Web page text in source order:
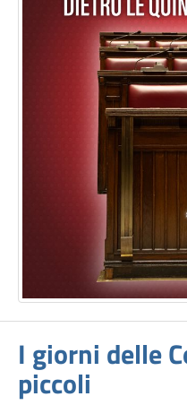
I giorni delle
piccoli